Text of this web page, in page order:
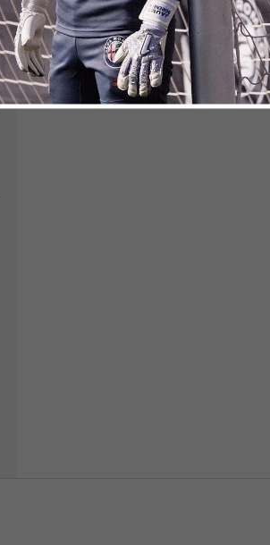
Samolepicí elastická bandáž určená
chráničů holení.
Je složena z vysoce elastického
rozměr - 7,5 cm x 4,5 m